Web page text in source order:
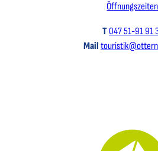
Öffnungszeiten
T047 51-91 91
Mail